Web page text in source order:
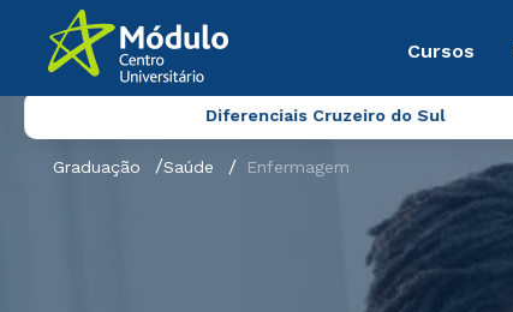
Cursos
Diferenciais Cruzeiro do Sul
Graduação Saúde Enfermagem